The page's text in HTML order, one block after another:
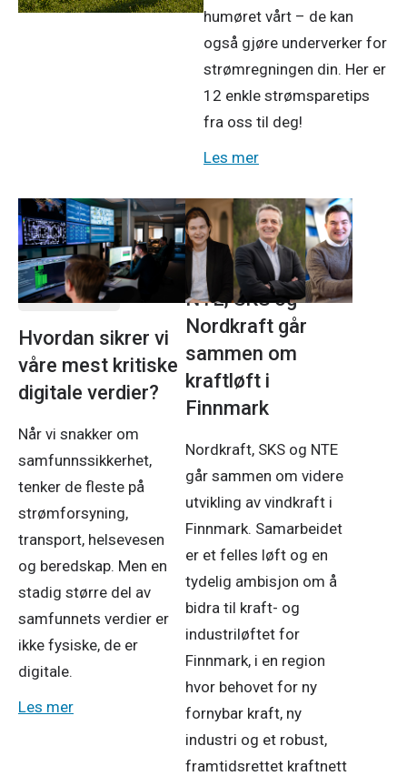
humøret vårt – de kan
også gjøre underverker for
strømregningen din. Her er
12 enkle strømsparetips
fra oss til deg!
Les mer
Produkter og tjenester
Bedrift
18. juni 2026
Hvordan sikrer vi
våre mest kritiske
digitale verdier?
Når vi snakker om
samfunnssikkerhet,
tenker de fleste på
strømforsyning,
transport, helsevesen
og beredskap. Men en
stadig større del av
samfunnets verdier er
ikke fysiske, de er
digitale.
Les mer
Pressemeldinger
11. mai 2026
NTE, SKS og
Nordkraft går
sammen om
kraftløft i
Finnmark
Nordkraft, SKS og NTE
går sammen om videre
utvikling av vindkraft i
Finnmark. Samarbeidet
er et felles løft og en
tydelig ambisjon om å
bidra til kraft- og
industriløftet for
Finnmark, i en region
hvor behovet for ny
fornybar kraft, ny
industri og et robust,
framtidsrettet kraftnett